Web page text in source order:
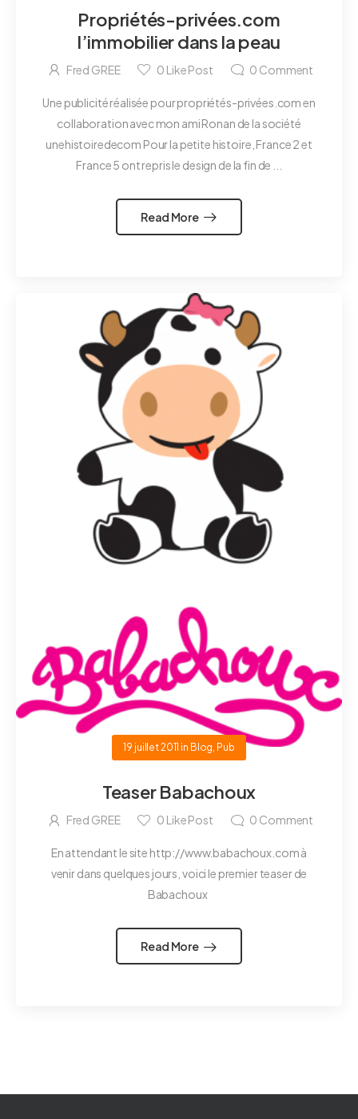
Propriétés-privées.com
l’immobilier dans la peau
Fred GREE 0 Like Post 0 Comment
Une publicité réalisée pour propriétés-privées.com en
collaboration avec mon ami Ronan de la société
unehistoiredecom Pour la petite histoire, France 2 et
France 5 ont repris le design de la fin de ...
Read More
19 juillet 2011 in Blog Pub
Teaser Babachoux
Fred GREE 0 Like Post 0 Comment
En attendant le site http://www.babachoux.com à
venir dans quelques jours, voici le premier teaser de
Babachoux
Read More